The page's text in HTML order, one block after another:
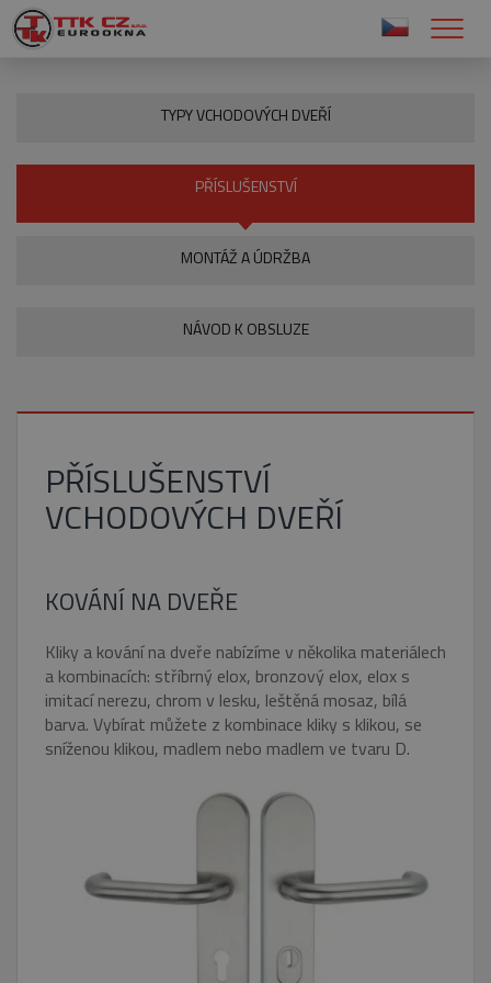
TYPY VCHODOVÝCH DVEŘÍ
PŘÍSLUŠENSTVÍ
MONTÁŽ A ÚDRŽBA
NÁVOD K OBSLUZE
PŘÍSLUŠENSTVÍ
VCHODOVÝCH DVEŘÍ
KOVÁNÍ NA DVEŘE
Kliky a kování na dveře nabízíme v několika materiálech
a kombinacích: stříbrný elox, bronzový elox, elox s
imitací nerezu, chrom v lesku, leštěná mosaz, bílá
barva. Vybírat můžete z kombinace kliky s klikou, se
sníženou klikou, madlem nebo madlem ve tvaru D.